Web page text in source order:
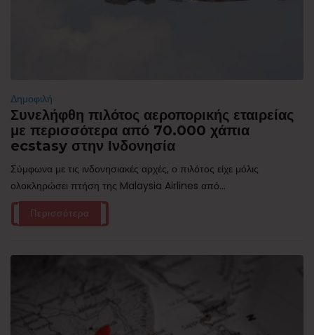
Δημοφιλή
Συνελήφθη πιλότος αεροπορικής εταιρείας
με περισσότερα από 70.000 χάπια
ecstasy στην Ινδονησία
Σύμφωνα με τις ινδονησιακές αρχές, ο πιλότος είχε μόλις
ολοκληρώσει πτήση της Malaysia Airlines από...
Περισσότερα